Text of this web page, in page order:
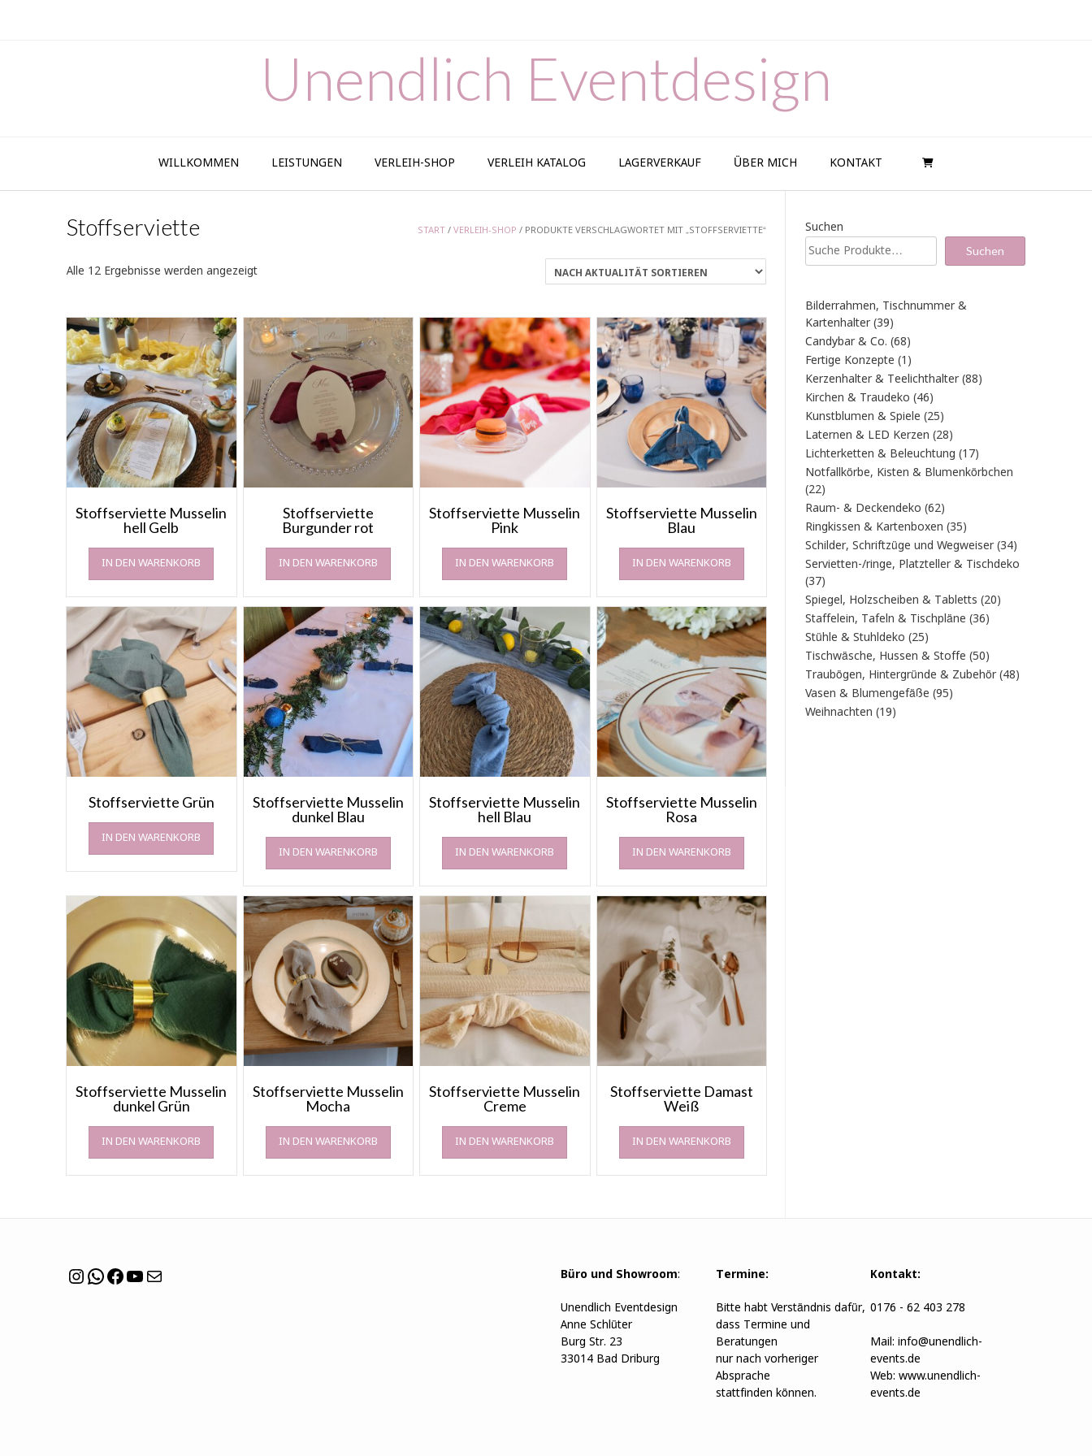
Unendlich Eventdesign
WILLKOMMEN LEISTUNGEN VERLEIH-SHOP VERLEIH KATALOG LAGERVERKAUF ÜBER MICH KONTAKT
START /VERLEIH-SHOP / PRODUKTE VERSCHLAGWORTET MIT „STOFFSERVIETTE“
Stoffserviette
Alle 12 Ergebnisse werden angezeigtNach
Stoffserviette Musselin
hell Gelb
IN DEN WARENKORB
Stoffserviette
Burgunder rot
IN DEN WARENKORB
Stoffserviette Musselin
Pink
IN DEN WARENKORB
Stoffserviette Musselin
Blau
IN DEN WARENKORB
Stoffserviette Grün
IN DEN WARENKORB
Stoffserviette Musselin
dunkel Blau
IN DEN WARENKORB
Stoffserviette Musselin
hell Blau
IN DEN WARENKORB
Stoffserviette Musselin
Rosa
IN DEN WARENKORB
Stoffserviette Musselin
dunkel Grün
IN DEN WARENKORB
Stoffserviette Musselin
Mocha
IN DEN WARENKORB
Stoffserviette Musselin
Creme
IN DEN WARENKORB
Stoffserviette Damast
Weiß
IN DEN WARENKORB
Suchen
Suchen
Bilderrahmen, Tischnummer &
Kartenhalter 3939
Produkte
Candybar & Co. 6868
Produkte
Fertige Konzepte 1 1
Produkt
Kerzenhalter & Teelichthalter 8888
Kirchen & Traudeko 4646
Produkte
Kunstblumen & Spiele 2525
Produkte
Laternen & LED Kerzen 2828
Produkte
Lichterketten & Beleuchtung 1717
Produkte
Notfallkörbe, Kisten & Blumenkörbchen
2222
Produkte
Raum- & Deckendeko 6262
Produkte
Ringkissen & Kartenboxen 3535
Produkte
Schilder, Schriftzüge und Wegweiser 3434
Produkte
Servietten-/ringe, Platzteller & Tischdeko
3737
Produkte
Spiegel, Holzscheiben & Tabletts 2020
Staffelein, Tafeln & Tischpläne 3636
Stühle & Stuhldeko 2525
Produkte
Tischwäsche, Hussen & Stoffe 5050
Produkte
Traubögen, Hintergründe & Zubehör 4848
Vasen & Blumengefäße 9595
Weihnachten 1919
Instagram
WhatsApp
Facebook
YouTube
Mail Büro und Showroom:
Unendlich Eventdesign
Anne Schlüter
Burg Str. 23
33014 Bad Driburg
Termine:
Bitte habt Verständnis dafür,
dass Termine und
Beratungen
nur nach vorheriger
Absprache
stattfinden können.
Kontakt:
0176 - 62 403 278
Mail:info@unendlich-
events.de
Web: www.unendlich-
events.de